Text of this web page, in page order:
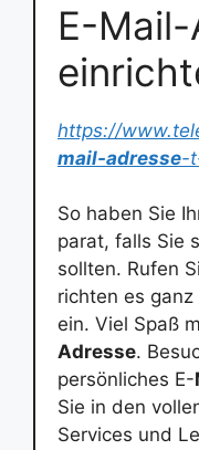
E-
https://
mail-adresse-
So haben Sie
parat, falls Sie
sollten. Rufen
richten es
ein. Viel Spaß
Adresse.
persönliches E-
Sie in den
Services und